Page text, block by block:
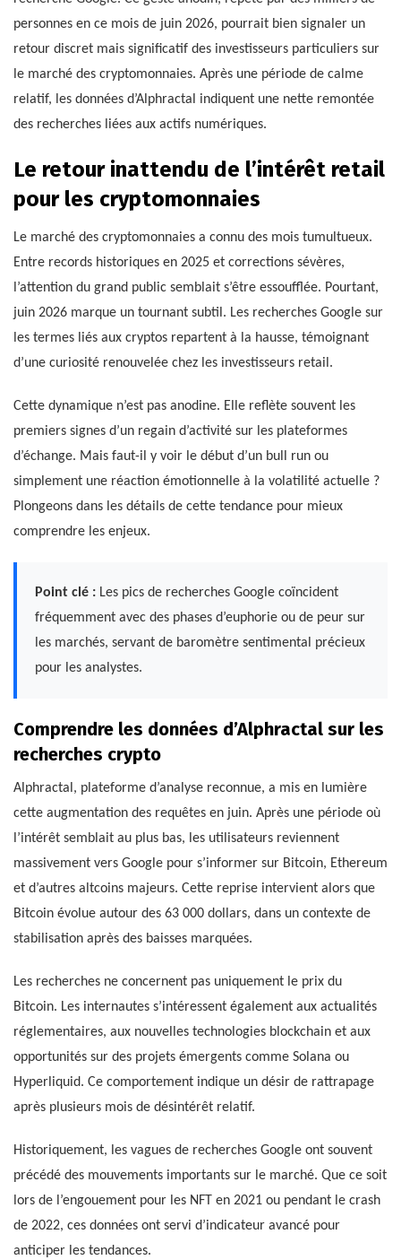
personnes en ce mois de juin 2026, pourrait bien signaler un
retour discret mais significatif des investisseurs particuliers sur
le marché des cryptomonnaies. Après une période de calme
relatif, les données d’Alphractal indiquent une nette remontée
des recherches liées aux actifs numériques.
Le retour inattendu de l’intérêt retail
pour les cryptomonnaies
Le marché des cryptomonnaies a connu des mois tumultueux.
Entre records historiques en 2025 et corrections sévères,
l’attention du grand public semblait s’être essoufflée. Pourtant,
juin 2026 marque un tournant subtil. Les recherches Google sur
les termes liés aux cryptos repartent à la hausse, témoignant
d’une curiosité renouvelée chez les investisseurs retail.
Cette dynamique n’est pas anodine. Elle reflète souvent les
premiers signes d’un regain d’activité sur les plateformes
d’échange. Mais faut-il y voir le début d’un bull run ou
simplement une réaction émotionnelle à la volatilité actuelle ?
Plongeons dans les détails de cette tendance pour mieux
comprendre les enjeux.
Point clé : Les pics de recherches Google coïncident
fréquemment avec des phases d’euphorie ou de peur sur
les marchés, servant de baromètre sentimental précieux
pour les analystes.
Comprendre les données d’Alphractal sur les
recherches crypto
Alphractal, plateforme d’analyse reconnue, a mis en lumière
cette augmentation des requêtes en juin. Après une période où
l’intérêt semblait au plus bas, les utilisateurs reviennent
massivement vers Google pour s’informer sur Bitcoin, Ethereum
et d’autres altcoins majeurs. Cette reprise intervient alors que
Bitcoin évolue autour des 63 000 dollars, dans un contexte de
stabilisation après des baisses marquées.
Les recherches ne concernent pas uniquement le prix du
Bitcoin. Les internautes s’intéressent également aux actualités
réglementaires, aux nouvelles technologies blockchain et aux
opportunités sur des projets émergents comme Solana ou
Hyperliquid. Ce comportement indique un désir de rattrapage
après plusieurs mois de désintérêt relatif.
Historiquement, les vagues de recherches Google ont souvent
précédé des mouvements importants sur le marché. Que ce soit
lors de l’engouement pour les NFT en 2021 ou pendant le crash
de 2022, ces données ont servi d’indicateur avancé pour
anticiper les tendances.